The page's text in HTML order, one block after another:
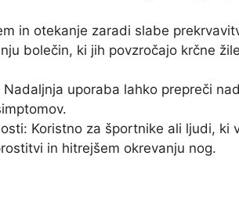
in otekanje zaradi slabe
bolečin, ki jih povzročajo krčne
uporaba lahko prepreči
Koristno za športnike ali ljudi, ki
in hitrejšem okrevanju nog.